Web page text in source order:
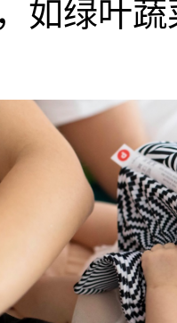
如绿叶